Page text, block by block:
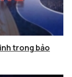
trong bảo